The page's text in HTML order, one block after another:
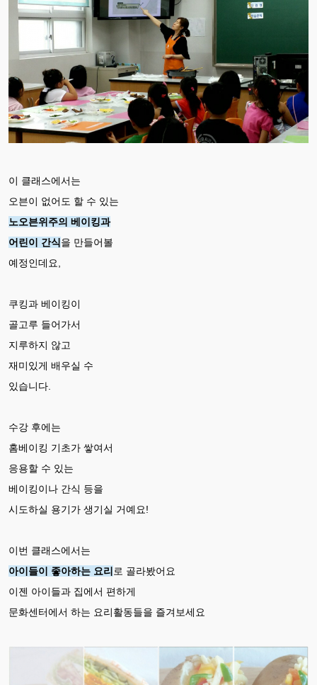
이 클래스에서는
오븐이 없어도 할 수 있는
노오븐위주의 베이킹과
어린이 간식을 만들어볼
예정인데요,
쿠킹과 베이킹이
골고루 들어가서
지루하지 않고
재미있게 배우실 수
있습니다.
수강 후에는
홈베이킹 기초가 쌓여서
응용할 수 있는
베이킹이나 간식 등을
시도하실 용기가 생기실 거예요!
이번 클래스에서는
아이들이 좋아하는 요리 로 골라봤어요
이젠 아이들과 집에서 편하게
문화센터에서 하는 요리활동들을 즐겨보세요